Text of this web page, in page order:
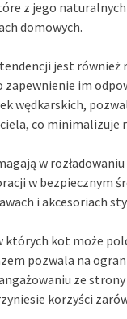
z jego
domowych.
jest również
im
wędkarskich,
co minimalizuje
w
w bezpiecznym
i akcesoriach
kot może
pozwala na
ze strony
korzyści